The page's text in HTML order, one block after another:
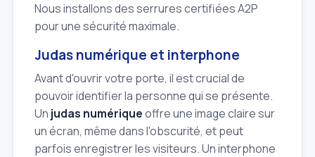
Nous installons des serrures certifiées A2P
pour une sécurité maximale.
Judas numérique et interphone
Avant d'ouvrir votre porte, il est crucial de
pouvoir identifier la personne qui se présente.
Un judas numériqueoffre une image claire sur
un écran, même dans l'obscurité, et peut
parfois enregistrer les visiteurs. Un interphone